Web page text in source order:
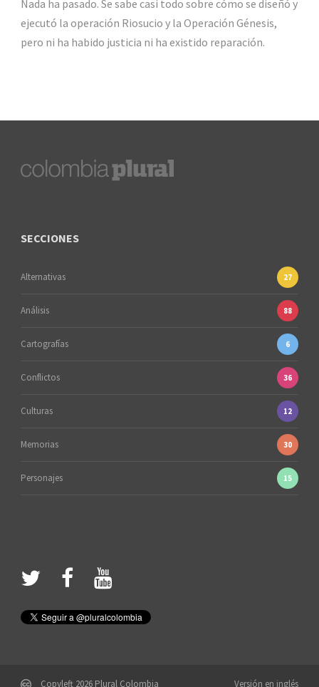
Nada ha pasado. Se sabe casi todo sobre cómo se diseñó y
ejecutó la operación Riosucio y la Operación Génesis,
pero ni ha habido justicia ni ha existido reparación.
SECCIONES
Alternativas 27
Análisis 88
Cartografías 6
Conflictos 36
Culturas 12
Memorias 30
Personajes 15
Copyleft 2026 Plural Colombia Versión en inglés